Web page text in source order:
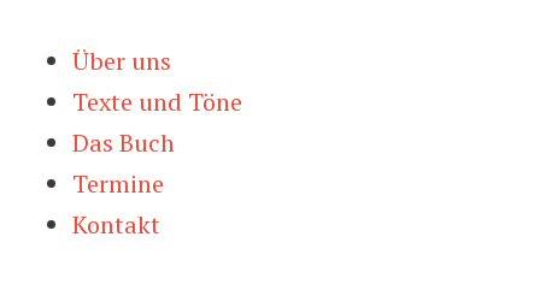
Inhalt
springen
Über uns
Texte und Töne
Das Buch
Termine
Kontakt